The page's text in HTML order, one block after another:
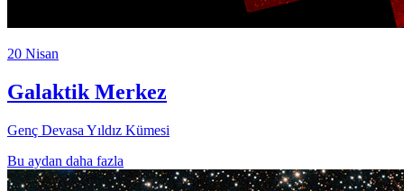
20 Nisan
Galaktik Merkez
Genç Devasa Yıldız Kümesi
Bu aydan daha fazla